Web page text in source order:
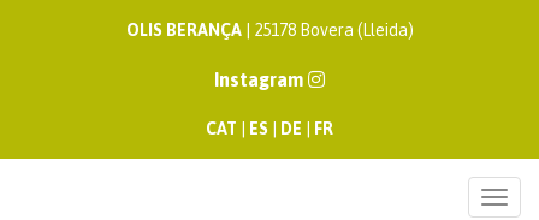
OLIS BERANÇA| 25178 Bovera (Lleida)
Instagram
CAT ES DE FR